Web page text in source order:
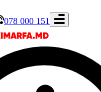
078 000 151